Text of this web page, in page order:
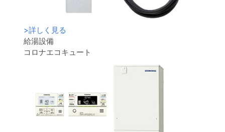
>詳しく見る
給湯設備
コロナエコキュート